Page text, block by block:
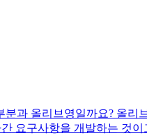
과 올리브영일까요? 올
요구사항을 개발하는 것